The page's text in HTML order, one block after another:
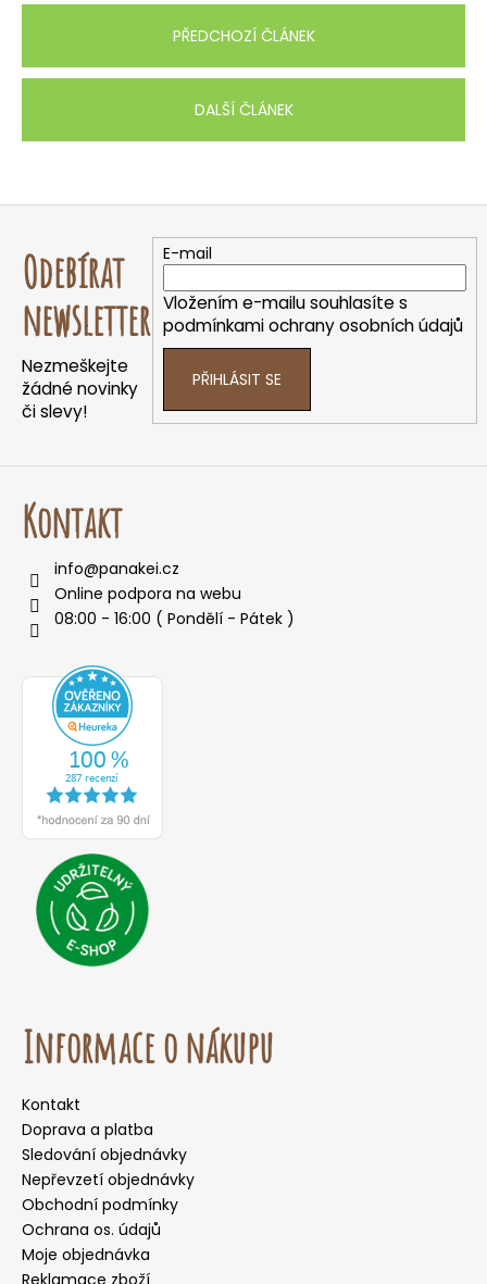
PŘEDCHOZÍ ČLÁNEK
DALŠÍ ČLÁNEK
Odebírat
newsletter
Nezmeškejte
žádné novinky
či slevy!
E-mail
Vložením e-mailu souhlasíte s
podmínkami ochrany osobních údajů
PŘIHLÁSIT SE
Kontakt
info@panakei.cz
Online podpora na webu
08:00 - 16:00 ( Pondělí - Pátek )
Informace o nákupu
Kontakt
Doprava a platba
Sledování objednávky
Nepřevzetí objednávky
Obchodní podmínky
Ochrana os. údajů
Moje objednávka